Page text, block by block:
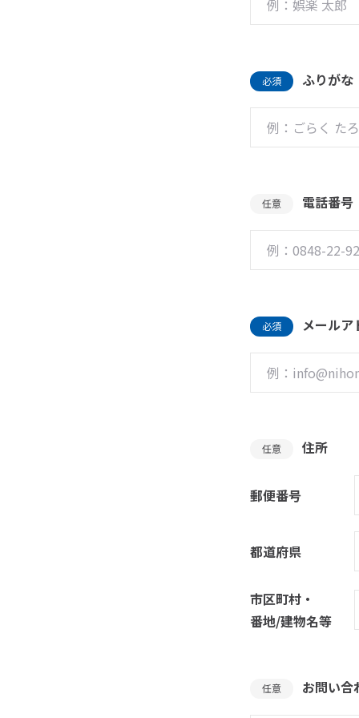
必須 ふりがな
任意 電話番号
必須 メールア
任意 住所
郵便番号
都道府県
市区町村・
番地/建物名等
任意 お問い合